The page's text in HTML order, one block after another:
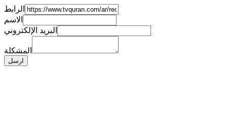
الرابط
الاسم
البريد الإلكتروني
المشكلة
ارسل